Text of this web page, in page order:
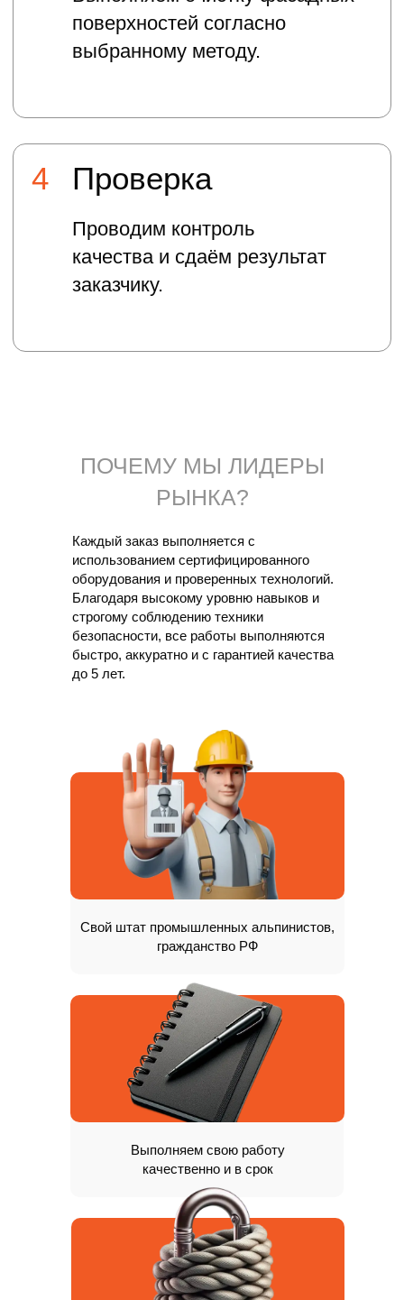
ПОЧЕМУ МЫ ЛИДЕРЫ
РЫНКА?
Свой штат промышленных альпинистов,
гражданство РФ
Каждый заказ выполняется с
использованием сертифицированного
оборудования и проверенных технологий.
Благодаря высокому уровню навыков и
строгому соблюдению техники
безопасности, все работы выполняются
быстро, аккуратно и с гарантией качества
до 5 лет.
Выполняем свою работу
качественно и в срок
ВИДЕО
В этом разделе представлены видео
наших работ по очистке фасадов. Вы
реальных объектах.
ОТЗЫВЫ
Спасибо всем благодарным
клиентам. Мы гордимся тем, что
имеем хорошую репутацию
Горфокс на карте Москвы — Яндекс Карты
О НАС
Компания «Горфокс» выполняет очистку
фасадов зданий методом промышленного
альпинизма и с применением
профессионального оборудования. Мы
подбираем технологию под тип фасада и
степень загрязнения